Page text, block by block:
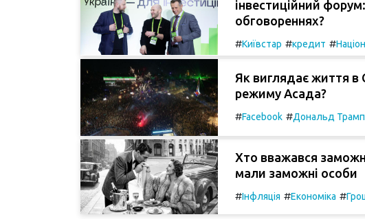
інвестиційний
обговореннях?
#Київстар #кредит #
Як виглядає життя в
режиму Асада?
#Facebook #Дональд Трамп
Хто вважався
мали заможні особи
#Інфляція #Економіка #